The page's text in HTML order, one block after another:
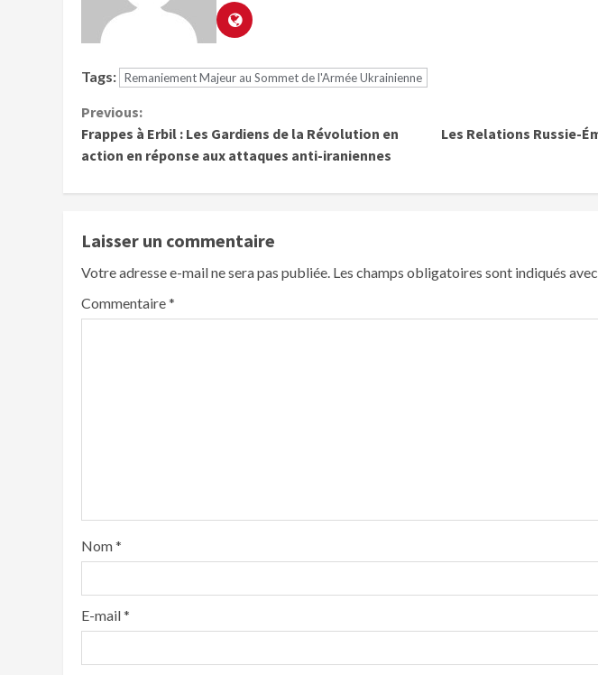
Tags: Remaniement Majeur au Sommet de l'Armée Ukrainienne
Previous:
Frappes à Erbil : Les Gardiens de la Révolution en
action en réponse aux attaques anti-iraniennes
Les Relations Russie-
Laisser un commentaire
Votre adresse e-mail ne sera pas publiée. Les champs obligatoires sont indiqués avec
Commentaire*
Nom*
E-mail*